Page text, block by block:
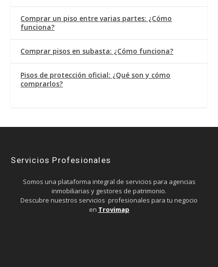
Comprar un piso entre varias partes: ¿Cómo
funciona?
Comprar pisos en subasta: ¿Cómo funciona?
Pisos de protección oficial: ¿Qué son y cómo
comprarlos?
Servicios Profesionales
Somos una plataforma integral de servicios para agencias
inmobiliarias y gestores de patrimonio.
Descubre nuestros servicios profesionales para tu negocio
en Trovimap